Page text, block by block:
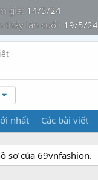
gia 14/5/24
thấy lần cuối 19/5/24
nhất Các bài viết
sơ của 69vnfashion.